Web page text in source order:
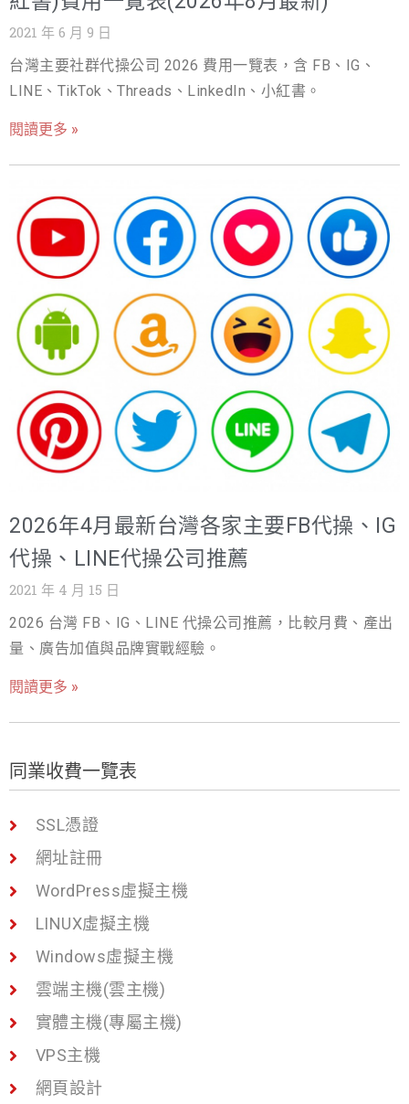
2021 年 6 月 9 日
台灣主要社群代操公司 2026 費用一覽表，含 FB、IG、
LINE、TikTok、Threads、LinkedIn、小紅書。
閱讀更多 »
2026年4月最新台灣各家主要FB代操、IG
代操、LINE代操公司推薦
2021 年 4 月 15 日
2026 台灣 FB、IG、LINE 代操公司推薦，比較月費、產出
量、廣告加值與品牌實戰經驗。
閱讀更多 »
同業收費一覽表
SSL憑證
網址註冊
WordPress虛擬主機
LINUX虛擬主機
Windows虛擬主機
雲端主機(雲主機)
實體主機(專屬主機)
VPS主機
網頁設計